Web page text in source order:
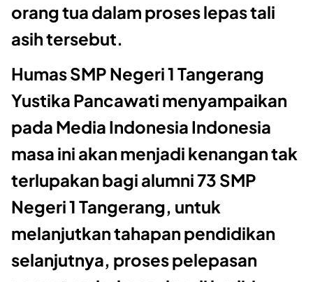
orang tua dalam proses lepas tali
asih tersebut.
Humas SMP Negeri 1 Tangerang
Yustika Pancawati menyampaikan
pada Media Indonesia Indonesia
masa ini akan menjadi kenangan tak
terlupakan bagi alumni 73 SMP
Negeri 1 Tangerang, untuk
melanjutkan tahapan pendidikan
selanjutnya, proses pelepasan